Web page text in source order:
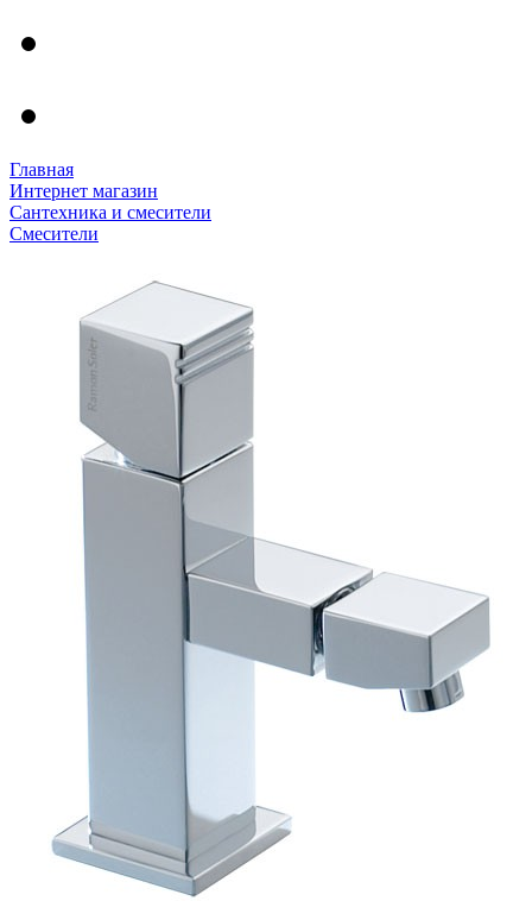
Главная
Интернет магазин
Сантехника и смесители
Смесители